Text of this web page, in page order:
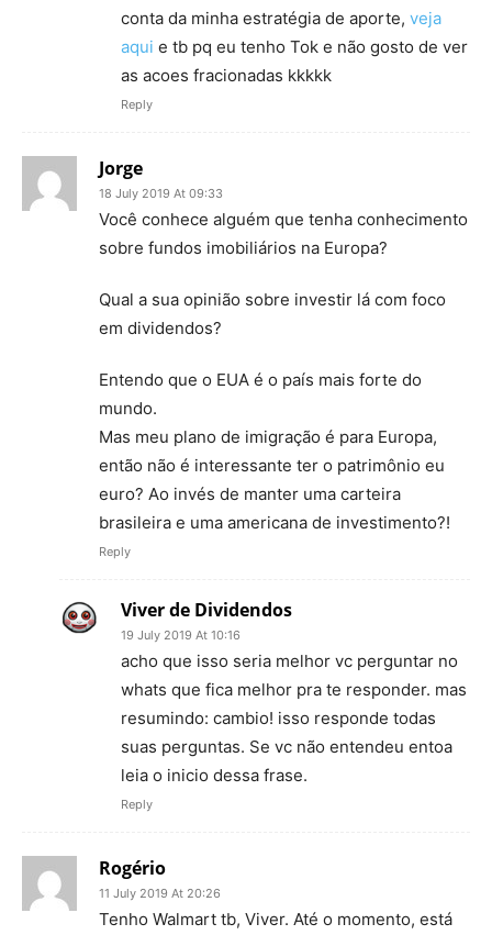
conta da minha estratégia de aporte, veja
aqui e tb pq eu tenho Tok e não gosto de ver
as acoes fracionadas kkkkk
Reply
Jorge
18 July 2019 At 09:33
Você conhece alguém que tenha conhecimento
sobre fundos imobiliários na Europa?
Qual a sua opinião sobre investir lá com foco
em dividendos?
Entendo que o EUA é o país mais forte do
mundo.
Mas meu plano de imigração é para Europa,
então não é interessante ter o patrimônio eu
euro? Ao invés de manter uma carteira
brasileira e uma americana de investimento?!
Reply
Viver de Dividendos
19 July 2019 At 10:16
acho que isso seria melhor vc perguntar no
whats que fica melhor pra te responder. mas
resumindo: cambio! isso responde todas
suas perguntas. Se vc não entendeu entoa
leia o inicio dessa frase.
Reply
Rogério
11 July 2019 At 20:26
Tenho Walmart tb, Viver. Até o momento, está